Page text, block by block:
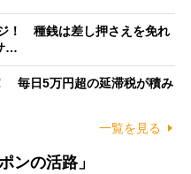
！ 種銭は差し押さえを免れ
…
毎日5万円超の延滞税が積み
一覧を見る
ンの活路」